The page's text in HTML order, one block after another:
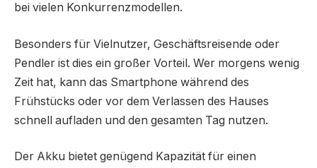
bei vielen Konkurrenzmodellen.
Besonders für Vielnutzer, Geschäftsreisende oder
Pendler ist dies ein großer Vorteil. Wer morgens wenig
Zeit hat, kann das Smartphone während des
Frühstücks oder vor dem Verlassen des Hauses
schnell aufladen und den gesamten Tag nutzen.
Der Akku bietet genügend Kapazität für einen